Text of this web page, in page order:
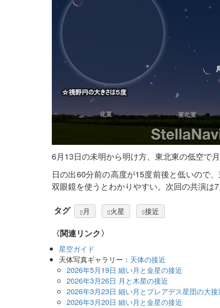
6月13日の未明から明け方、東北東の低空で
日の出60分前の高度が15度前後と低いので
双眼鏡を使うとわかりやすい。次回の共演は7
タグ 月 火星 接近
〈関連リンク〉
星空ガイド
天体写真ギャラリー： 天体の接近
2026年5月19日 細い月と金星の接近
2026年3月26日 月と木星の接近
2026年3月23日 細い月とプレアデス星団の大接
2026年3月20日 細い月と金星の接近